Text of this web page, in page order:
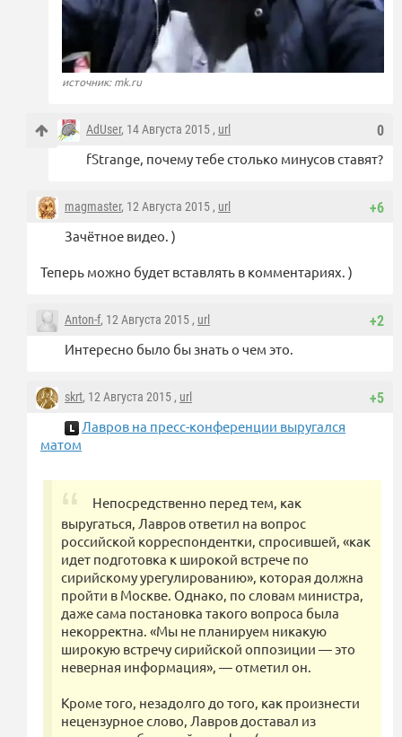
источник: mk.ru
0
AdUser, 14 Августа 2015 , url
fStrange, почему тебе столько минусов ставят?
+6
magmaster, 12 Августа 2015 , url
Зачётное видео. )
Теперь можно будет вставлять в комментариях. )
+2
Anton-f, 12 Августа 2015 , url
Интересно было бы знать о чем это.
+5
skrt, 12 Августа 2015 , url
Лавров на пресс-конференции выругался
матом
Непосредственно перед тем, как
выругаться, Лавров ответил на вопрос
российской корреспондентки, спросившей, «как
идет подготовка к широкой встрече по
сирийскому урегулированию», которая должна
пройти в Москве. Однако, по словам министра,
даже сама постановка такого вопроса была
некорректна. «Мы не планируем никакую
широкую встречу сирийской оппозиции — это
неверная информация», — отметил он.
Кроме того, незадолго до того, как произнести
нецензурное слово, Лавров доставал из